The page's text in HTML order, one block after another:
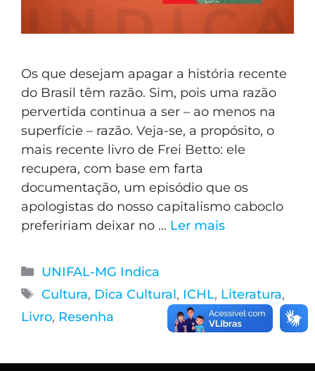
Os que desejam apagar a história recente
do Brasil têm razão. Sim, pois uma razão
pervertida continua a ser – ao menos na
superfície – razão. Veja-se, a propósito, o
mais recente livro de Frei Betto: ele
recupera, com base em farta
documentação, um episódio que os
apologistas do nosso capitalismo caboclo
prefeririam deixar no … Ler mais
UNIFAL-MG Indica
Cultura, Dica Cultural, ICHL, Literatura,
Livro, Resenha